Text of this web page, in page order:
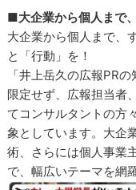
■大企業から個人まで
大企業から個人まで、
と「行動」を！
「井上岳久の広報PR
限定せず、広報担当者
てコンサルタントの方
象としています。大企
術、さらには個人事業
で、幅広いテーマを網